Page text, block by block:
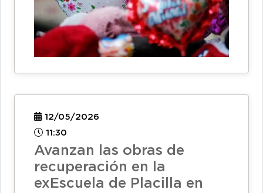
12/05/2026
11:30
Avanzan las obras de
recuperación en la
exEscuela de Placilla en